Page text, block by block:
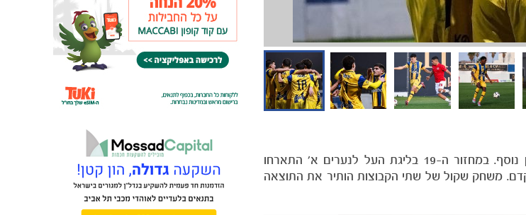
מדרבי אחד לדרבי שני – הדרבי הגיע גם לנערים א׳ בשבת הזו וסיפק ניצחון נוסף. במחזור ה-19 בליגת העל לנערים א׳ התארחו
משחק שקול של שתי הקבוצות הותיר את התוצאה